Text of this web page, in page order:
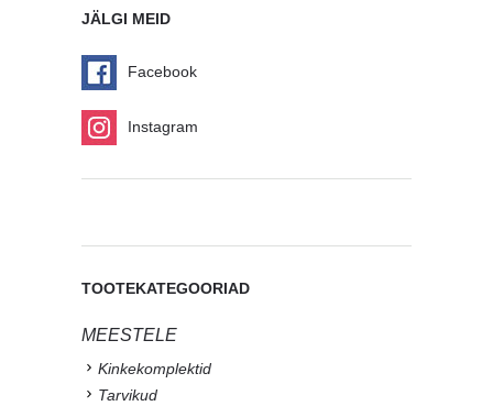
JÄLGI MEID
Facebook
Instagram
TOOTEKATEGOORIAD
MEESTELE
Kinkekomplektid
Tarvikud